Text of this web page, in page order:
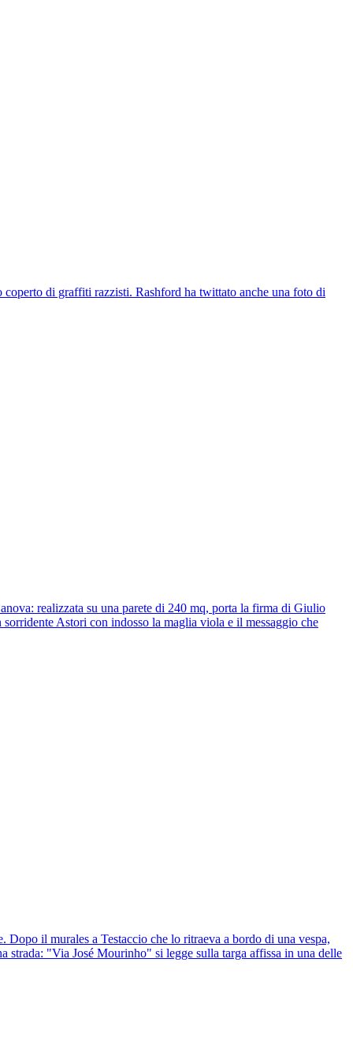
di graffiti razzisti. Rashford ha twittato anche una foto di
realizzata su una parete di 240 mq, porta la firma di Giulio
Astori con indosso la maglia viola e il messaggio che
il murales a Testaccio che lo ritraeva a bordo di una vespa,
"Via José Mourinho" si legge sulla targa affissa in una delle